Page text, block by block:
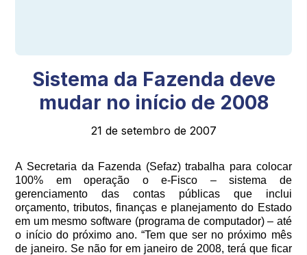
Sistema da Fazenda deve
mudar no início de 2008
21 de setembro de 2007
A Secretaria da Fazenda (Sefaz) trabalha para colocar
100% em operação o e-Fisco – sistema de
gerenciamento das contas públicas que inclui
orçamento, tributos, finanças e planejamento do Estado
em um mesmo software (programa de computador) – até
o início do próximo ano. “Tem que ser no próximo mês
de janeiro. Se não for em janeiro de 2008, terá que ficar